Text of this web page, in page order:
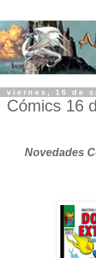
viernes, 16 de
Cómics 16
Novedades